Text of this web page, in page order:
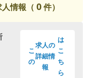
情報（ 0件）
こ
の
求人の
詳細情
報
は
こ
ち
ら